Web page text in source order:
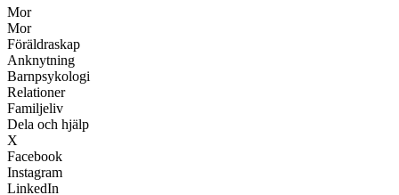
Mor
Mor
Föräldraskap
Anknytning
Barnpsykologi
Relationer
Familjeliv
Dela och hjälp
X
Facebook
Instagram
LinkedIn